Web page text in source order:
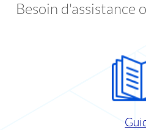
Besoin d'assistance